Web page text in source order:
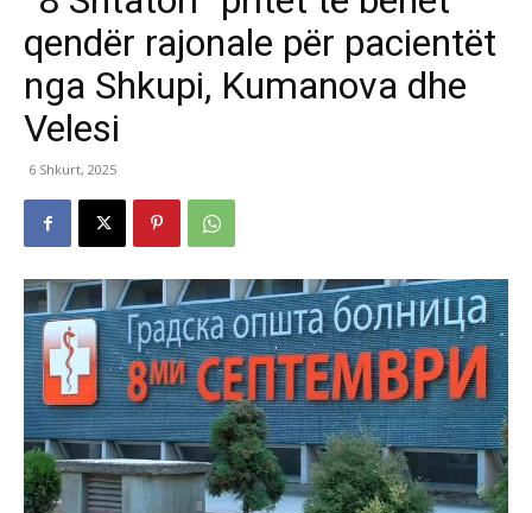
qendër rajonale për pacientët
nga Shkupi, Kumanova dhe
Velesi
6 Shkurt, 2025